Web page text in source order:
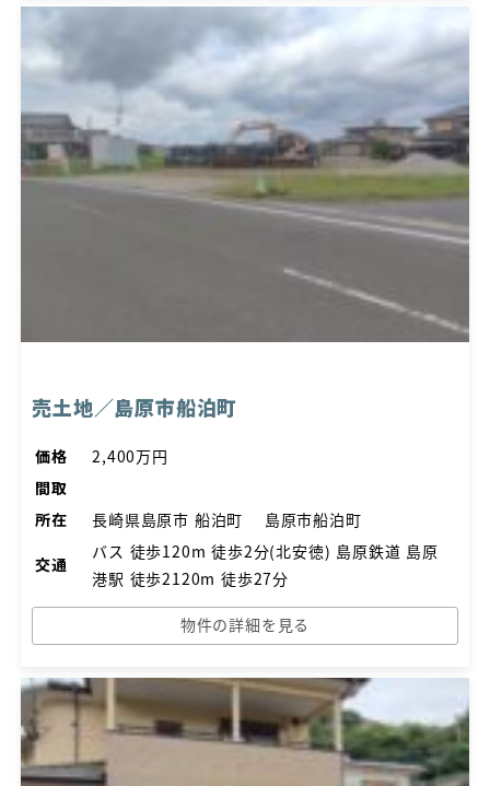
売土地／島原市船泊町
価格
2,400万円
間取
所在
長崎県島原市 船泊町 島原市船泊町
交通
バス 徒歩120m 徒歩2分(北安徳) 島原鉄道 島原
港駅 徒歩2120m 徒歩27分
物件の詳細を見る